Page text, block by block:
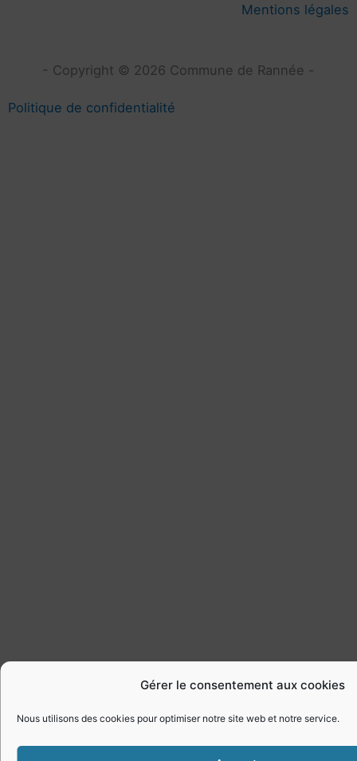
Gérer le consentement aux cookies
Nous utilisons des cookies pour optimiser notre site web et notre service.
Mentions légales
- Copyright © 2026 Commune de Rannée -
Politique de confidentialité